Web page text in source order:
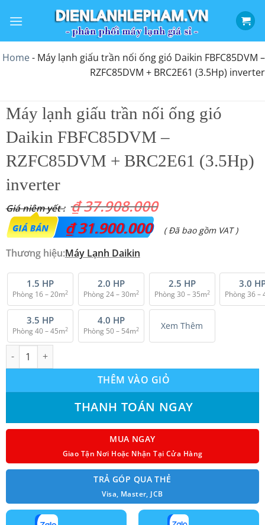
qua
dung
Home- Máy lạnh giấu trần nối ống gió Daikin FBFC85DVM –
RZFC85DVM + BRC2E61 (3.5Hp) inverter
Máy lạnh giấu trần nối ống gió
Daikin FBFC85DVM –
RZFC85DVM + BRC2E61 (3.5Hp)
inverter
₫37.908.000
Giá
gốc
₫ 37.908.000.
₫31.900.000
Giá
là:
₫ 31.900.000.
( Đã bao gồm VAT )
Thương hiệu:Máy Lạnh Daikin
1.5 HP
Phòng 16 – 20m2
2.0 HP
Phòng 24 – 30m2
2.5 HP
Phòng 30 – 35m2
3.0
Phòng 36 –
3.5 HP
Phòng 40 – 45m2
4.0 HP
Phòng 50 – 54m2 Xem Thêm
Máy lạnh giấu trần nối ống gió Daikin FBFC85DVM -
THÊM VÀO GIỎ
THANH TOÁN NGAY
MUA NGAY
Giao Tận Nơi Hoặc Nhận Tại Cửa Hàng
TRẢ GÓP QUA THẺ
Visa, Master, JCB